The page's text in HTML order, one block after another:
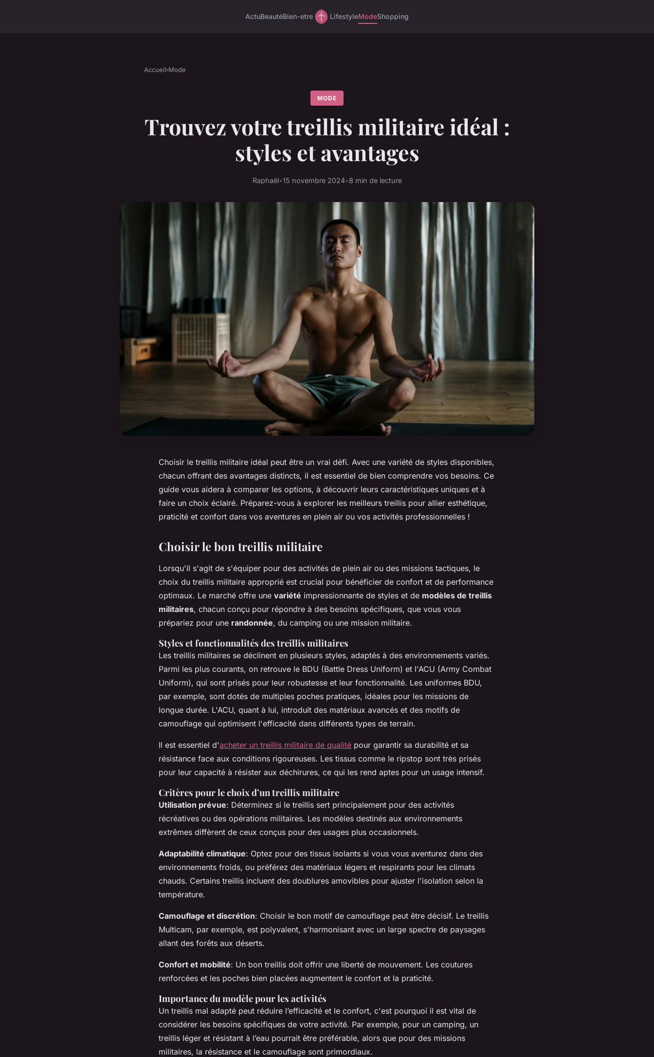
ActuBeautéBien-etre LifestyleModeShopping
Accueil›Mode
MODE
Trouvez votre treillis militaire idéal :
styles et avantages
Raphaël•15 novembre 2024•8 min de lecture
Choisir le treillis militaire idéal peut être un vrai défi. Avec une variété de styles disponibles,
chacun offrant des avantages distincts, il est essentiel de bien comprendre vos besoins. Ce
guide vous aidera à comparer les options, à découvrir leurs caractéristiques uniques et à
faire un choix éclairé. Préparez-vous à explorer les meilleurs treillis pour allier esthétique,
praticité et confort dans vos aventures en plein air ou vos activités professionnelles !
Choisir le bon treillis militaire
Lorsqu'il s'agit de s'équiper pour des activités de plein air ou des missions tactiques, le
choix du treillis militaire approprié est crucial pour bénéficier de confort et de performance
optimaux. Le marché offre une variété impressionnante de styles et de modèles de treillis
militaires, chacun conçu pour répondre à des besoins spécifiques, que vous vous
prépariez pour une randonnée, du camping ou une mission militaire.
Styles et fonctionnalités des treillis militaires
Les treillis militaires se déclinent en plusieurs styles, adaptés à des environnements variés.
Parmi les plus courants, on retrouve le BDU (Battle Dress Uniform) et l'ACU (Army Combat
Uniform), qui sont prisés pour leur robustesse et leur fonctionnalité. Les uniformes BDU,
par exemple, sont dotés de multiples poches pratiques, idéales pour les missions de
longue durée. L'ACU, quant à lui, introduit des matériaux avancés et des motifs de
camouflage qui optimisent l'efficacité dans différents types de terrain.
Il est essentiel d'acheter un treillis militaire de qualité pour garantir sa durabilité et sa
résistance face aux conditions rigoureuses. Les tissus comme le ripstop sont très prisés
pour leur capacité à résister aux déchirures, ce qui les rend aptes pour un usage intensif.
Critères pour le choix d’un treillis militaire
Utilisation prévue: Déterminez si le treillis sert principalement pour des activités
récréatives ou des opérations militaires. Les modèles destinés aux environnements
extrêmes diffèrent de ceux conçus pour des usages plus occasionnels.
Adaptabilité climatique: Optez pour des tissus isolants si vous vous aventurez dans des
environnements froids, ou préférez des matériaux légers et respirants pour les climats
chauds. Certains treillis incluent des doublures amovibles pour ajuster l'isolation selon la
température.
Camouflage et discrétion: Choisir le bon motif de camouflage peut être décisif. Le treillis
Multicam, par exemple, est polyvalent, s'harmonisant avec un large spectre de paysages
allant des forêts aux déserts.
Confort et mobilité: Un bon treillis doit offrir une liberté de mouvement. Les coutures
renforcées et les poches bien placées augmentent le confort et la praticité.
Importance du modèle pour les activités
Un treillis mal adapté peut réduire l’efficacité et le confort, c'est pourquoi il est vital de
considérer les besoins spécifiques de votre activité. Par exemple, pour un camping, un
treillis léger et résistant à l’eau pourrait être préférable, alors que pour des missions
militaires, la résistance et le camouflage sont primordiaux.